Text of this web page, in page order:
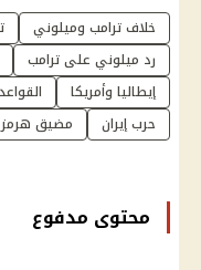
خلاف ترامب وميلوني
رد ميلوني على ترامب
إيطاليا وأمريكا
حرب إيران
مضيق هرمز
محتوى مدفوع